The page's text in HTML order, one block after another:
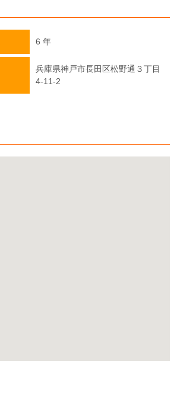
6 年
兵庫県神戸市長田区松野通３丁目
4-11-2